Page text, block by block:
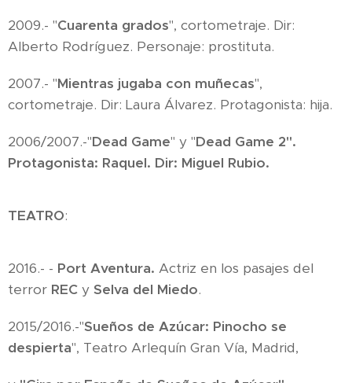
2009.- "Cuarenta grados", cortometraje. Dir:
Alberto Rodríguez. Personaje: prostituta.
2007.- "Mientras jugaba con muñecas",
cortometraje. Dir: Laura Álvarez. Protagonista: hija.
2006/2007.-"Dead Game" y "Dead Game 2".
Protagonista: Raquel. Dir: Miguel Rubio.
TEATRO:
2016.- - Port Aventura. Actriz en los pasajes del
terror REC y Selva del Miedo.
2015/2016.-"Sueños de Azúcar: Pinocho se
despierta", Teatro Arlequín Gran Vía, Madrid,